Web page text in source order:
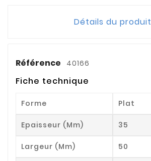
Détails du produit
Référence 40166
Fiche technique
Forme Plat
Epaisseur (mm) 35
Largeur (mm) 50